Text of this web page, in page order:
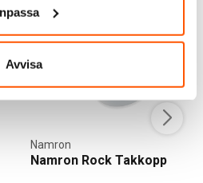
Avvisa
KAMPANJ
Namron Rock Takkopp
Namron